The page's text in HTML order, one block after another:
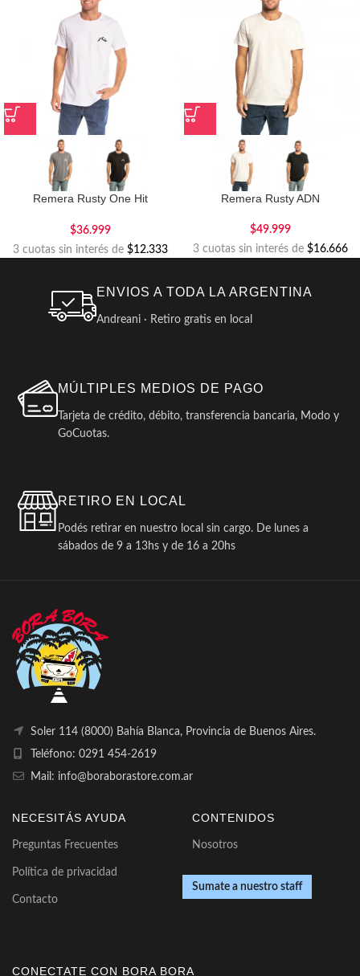
Remera Rusty One Hit
$36.999
3 cuotas sin interés de $12.333
Remera Rusty ADN
$49.999
3 cuotas sin interés de $16.666
ENVIOS A TODA LA ARGENTINA
Andreani · Retiro gratis en local
MÚLTIPLES MEDIOS DE PAGO
Tarjeta de crédito, débito, transferencia bancaria, Modo y
GoCuotas.
RETIRO EN LOCAL
Podés retirar en nuestro local sin cargo. De lunes a
sábados de 9 a 13hs y de 16 a 20hs
Soler 114 (8000) Bahía Blanca, Provincia de Buenos Aires.
Teléfono: 0291 454-2619
Mail: info@boraborastore.com.ar
NECESITÁS AYUDA
Preguntas Frecuentes
Política de privacidad
Contacto
CONTENIDOS
Nosotros
Sumate a nuestro staff
CONECTATE CON BORA BORA